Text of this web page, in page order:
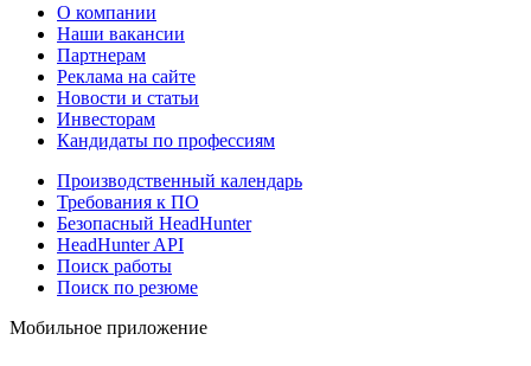
О компании
Наши вакансии
Партнерам
Реклама на сайте
Новости и статьи
Инвесторам
Кандидаты по профессиям
Производственный календарь
Требования к ПО
Безопасный HeadHunter
HeadHunter API
Поиск работы
Поиск по резюме
Мобильное приложение